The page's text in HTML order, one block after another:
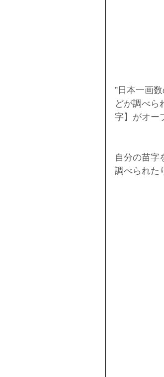
”日本一画
どが調べら
字】がオー
自分の苗字
調べられた